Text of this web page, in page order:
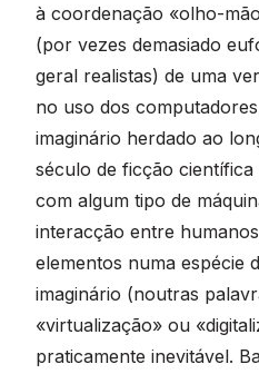
à coordenação «olho-
(por vezes demasiado
geral realistas) de uma
no uso dos
imaginário herdado ao
século de ficção
com algum tipo de
interacção entre
elementos numa espécie
imaginário (noutras
«virtualização» ou
praticamente inevitável.